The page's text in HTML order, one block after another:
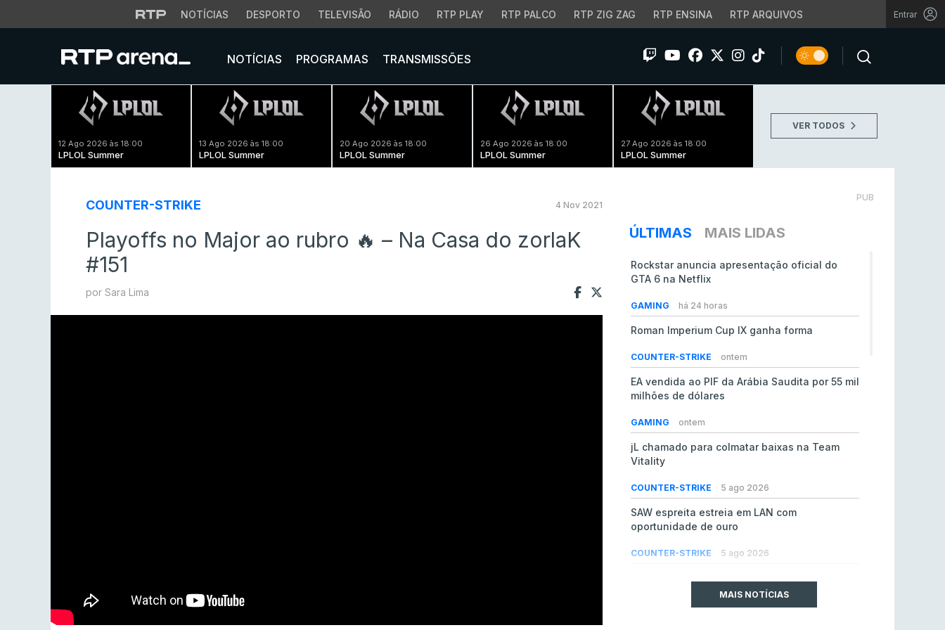
NOTÍCIAS DESPORTO TELEVISÃO RÁDIO RTP PLAY RTP PALCO RTP ZIG ZAG RTP ENSINA RTP ARQUIVOS Entrar
NOTÍCIAS PROGRAMAS TRANSMISSÕES
12 Ago 2026 às 18:00
LPLOL Summer
13 Ago 2026 às 18:00
LPLOL Summer
20 Ago 2026 às 18:00
LPLOL Summer
26 Ago 2026 às 18:00
LPLOL Summer
27 Ago 2026 às 18:00
LPLOL Summer
VER TODOS
COUNTER-STRIKE 4 Nov 2021
Playoffs no Major ao rubro 🔥 – Na Casa do zorlaK
#151
por Sara Lima
PUB
ÚLTIMAS MAIS LIDAS
Rockstar anuncia apresentação oficial do
GTA 6 na Netflix
GAMING há 24 horas
Roman Imperium Cup IX ganha forma
COUNTER-STRIKE ontem
EA vendida ao PIF da Arábia Saudita por 55 mil
milhões de dólares
GAMING ontem
jL chamado para colmatar baixas na Team
Vitality
COUNTER-STRIKE 5 ago 2026
SAW espreita estreia em LAN com
oportunidade de ouro
COUNTER-STRIKE 5 ago 2026
do Counter-Strike 2MAIS NOTÍCIAS